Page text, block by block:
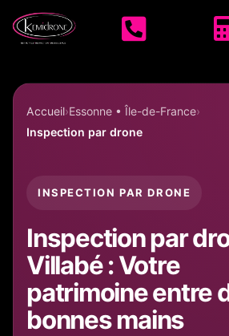

Accueil Essonne • Île-de-France
Inspection par drone
INSPECTION PAR DRONE
Inspection par
Villabé : Votre
patrimoine entre
bonnes mains